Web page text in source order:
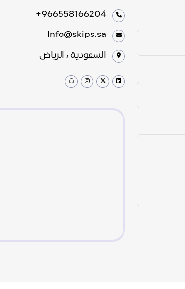
+966558166204
Info@skips.sa
السعودية ، الرياض